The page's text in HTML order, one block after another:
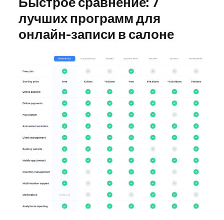
лучших программ для
онлайн-записи в салоне